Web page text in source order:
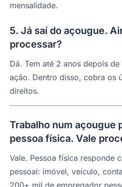
mensalidade.
5. Já saí do açougue.
processar?
Dá. Tem até 2 anos depois
ação. Dentro disso, cobra os
direitos.
Trabalho num açougue
pessoa física. Vale
Vale. Pessoa física responde
pessoal: imóvel, veículo,